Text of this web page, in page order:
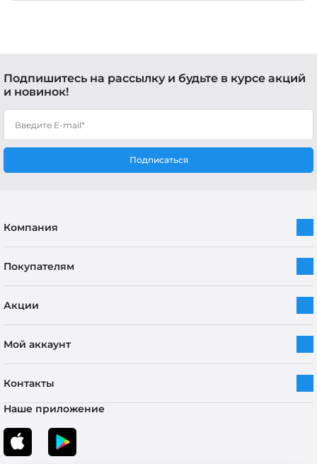
Подпишитесь на рассылку и будьте в курсе акций
и новинок!
Подписаться
Компания
Покупателям
Акции
Мой аккаунт
Контакты
Наше приложение